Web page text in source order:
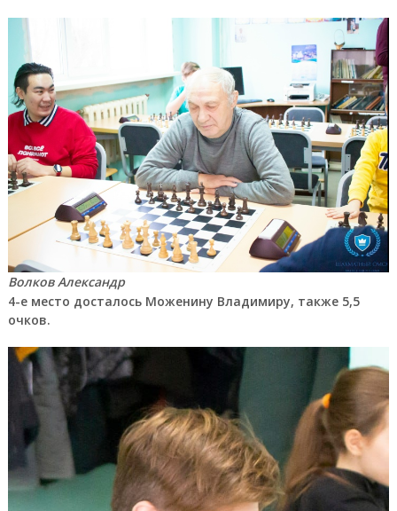
Волков Александр
4-е место досталось Моженину Владимиру, также 5,5
очков.